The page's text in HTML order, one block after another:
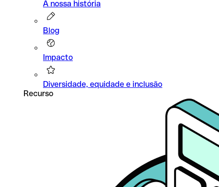
A nossa história
Blog
Impacto
Diversidade, equidade e inclusão
Recurso